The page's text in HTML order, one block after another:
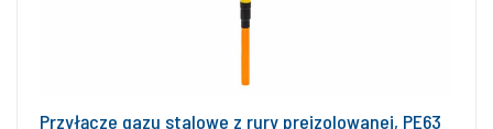
Przyłącze gazu stalowe z rury preizolowanej, PE63